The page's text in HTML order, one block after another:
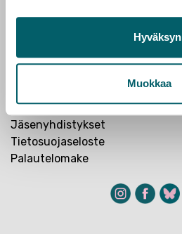
Hyväksyn
Muokkaa
Työttömyyskassa Ote
Jäsenyys
Jäsenyhdistykset
Tietosuojaseloste
Palautelomake